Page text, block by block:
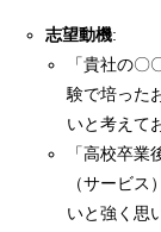
志望動機:
「貴社の
験で培った
いと考えて
「高校卒
（サービ
いと強く思